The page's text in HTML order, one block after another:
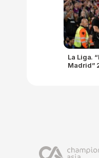
La Liga.
Madrid”